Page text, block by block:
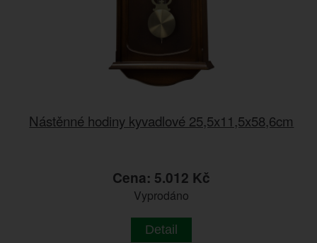
Nástěnné hodiny kyvadlové 25,5x11,5x58,6cm
Cena: 5.012 Kč
Vyprodáno
Detail